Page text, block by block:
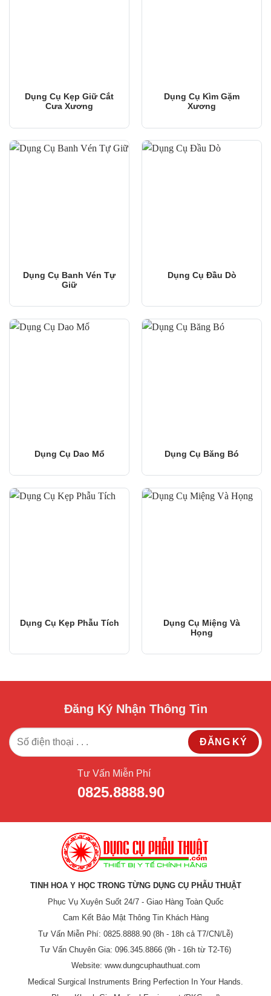
Dụng Cụ Kẹp Giữ Cắt
Cưa Xương
Dụng Cụ Kìm Gặm
Xương
Dụng Cụ Banh Vén Tự
Giữ
Dụng Cụ Đầu Dò
Dụng Cụ Dao Mổ Dụng Cụ Băng Bó
Dụng Cụ Kẹp Phẫu Tích
Dụng Cụ Miệng Và
Họng
Đăng Ký Nhận Thông Tin
Tư Vấn Miễn Phí
0825.8888.90
TINH HOA Y HỌC TRONG TỪNG DỤNG CỤ PHẪU THUẬT
Phục Vụ Xuyên Suốt 24/7 - Giao Hàng Toàn Quốc
Cam Kết Bảo Mật Thông Tin Khách Hàng
Tư Vấn Miễn Phí: 0825.8888.90 (8h - 18h cả T7/CN/Lễ)
Tư Vấn Chuyên Gia: 096.345.8866 (9h - 16h từ T2-T6)
Website: www.dungcuphauthuat.com
Medical Surgical Instruments Bring Perfection In Your Hands.